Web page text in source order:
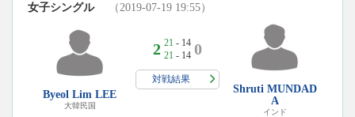
女子シングル （2019-07-19 19:55）
Byeol Lim LEE
大韓民国
2 21 - 14
21 - 14 0
対戦結果
Shruti MUNDAD
A
インド